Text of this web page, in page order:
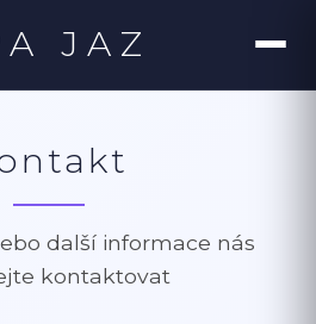
JAZ
další informace nás
kontaktovat